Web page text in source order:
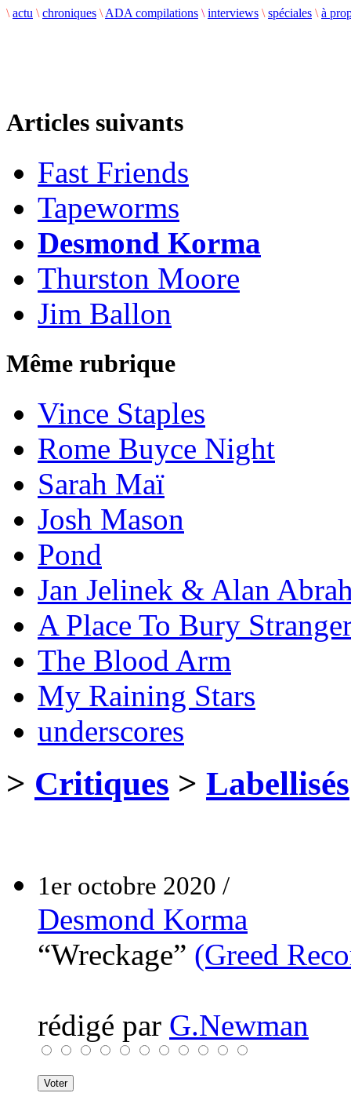
\ actu \ chroniques \ ADA compilations \ interviews \ spéciales \ à
Articles suivants
Fast Friends
Tapeworms
Desmond Korma
Thurston Moore
Jim Ballon
Même rubrique
Vince Staples
Rome Buyce Night
Sarah Maï
Josh Mason
Pond
Jan Jelinek & Alan
A Place To Bury
The Blood Arm
My Raining Stars
underscores
> Critiques > Labellisés
1er octobre 2020 /
Desmond Korma
“Wreckage” (Greed
rédigé par G.Newman